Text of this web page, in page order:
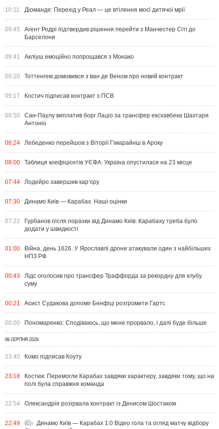
10:11 Діоманде: Перехід у Реал — це втілення моєї дитячої мрії
09:45
Агент Родрі підтвердив рішення перейти з Манчестер Сіті до
Барселони
09:41 Акліуш емоційно попрощався з Монако
09:20 Тоттенгем домовився з ван де Веном про новий контракт
09:17 Костич підписав контракт з ПСВ
08:50
Сан-Паулу виплатив борг Лаціо за трансфер ексхавбека Шахтаря
Антоніо
08:24 Лебеденко перейшов з Віторії Гімарайнш в Ароку
08:00 Таблиця коефіцієнтів УЄФА: Україна опустилася на 23 місце
07:44 Лодейро завершив кар’єру
07:30 Динамо Київ — Карабах. Наші оцінки
07:22
Гурбанов після поразки від Динамо Київ: Карабаху треба було
додати у швидкості
01:00
Війна, день 1626. У Ярославлі дрони атакували один з найбільших
НПЗ РФ
00:43
Лідс оголосив про трансфер Траффорда за рекордну для клубу
суму
00:21 Асист Судакова допоміг Бенфіці розгромити Гартс
00:00 Пономаренко: Сподіваюсь, що мене прорвало, і далі буде більше
06 СЕРПНЯ 2026
23:40 Комо підписав Коуту
23:18
Костюк: Перемогли Карабах завдяки характеру, завдяки тому, що на
полі була справжня команда
22:54 Олександрія розірвала контракт із Денисом Шостаком
22:49
Динамо Київ — Карабах 1:0 Відео гола та огляд матчу відбору